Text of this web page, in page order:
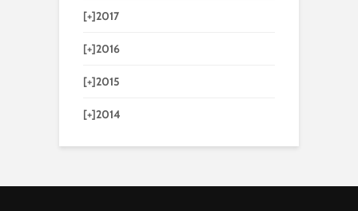
[+]2017
[+]2016
[+]2015
[+]2014